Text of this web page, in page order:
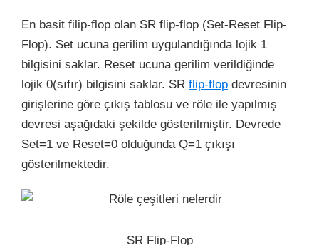
En basit filip-flop olan SR flip-flop (Set-Reset Flip-
Flop). Set ucuna gerilim uygulandığında lojik 1
bilgisini saklar. Reset ucuna gerilim verildiğinde
lojik 0(sıfır) bilgisini saklar. SR flip-flop devresinin
girişlerine göre çıkış tablosu ve röle ile yapılmış
devresi aşağıdaki şekilde gösterilmiştir. Devrede
Set=1 ve Reset=0 olduğunda Q=1 çıkışı
gösterilmektedir.
SR Flip-Flop